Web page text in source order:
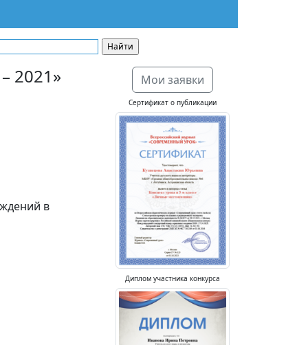
2021»
в
Мои заявки
Сертификат о публикации
Диплом участника конкурса